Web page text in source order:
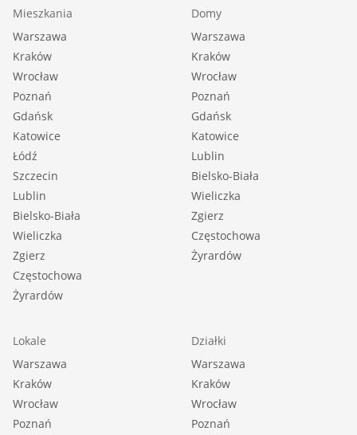
Mieszkania
Warszawa
Kraków
Wrocław
Poznań
Gdańsk
Katowice
Łódź
Szczecin
Lublin
Bielsko-Biała
Wieliczka
Zgierz
Częstochowa
Żyrardów
Domy
Warszawa
Kraków
Wrocław
Poznań
Gdańsk
Katowice
Lublin
Bielsko-Biała
Wieliczka
Zgierz
Częstochowa
Żyrardów
Lokale
Warszawa
Kraków
Wrocław
Poznań
Działki
Warszawa
Kraków
Wrocław
Poznań